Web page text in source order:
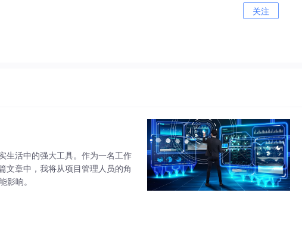
关注
生活中的强大工具。作为一名工作
文章中，我将从项目管理人员的角
影响。